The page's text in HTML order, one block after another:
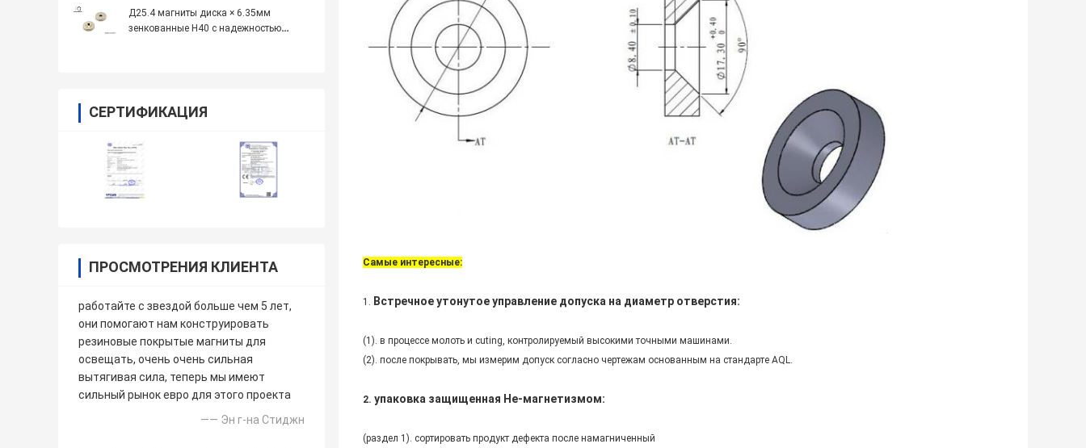
Д25.4 магниты диска × 6.35мм
зенкованные Н40 с надежностью
СЕРТИФИКАЦИЯ
ПРОСМОТРЕНИЯ КЛИЕНТА
работайте с звездой больше чем 5 лет,
они помогают нам конструировать
резиновые покрытые магниты для
освещать, очень очень сильная
вытягивая сила, теперь мы имеют
сильный рынок евро для этого проекта
—— Эн г-на Стиджн
Самые интересные:
1. Встречное утонутое управление допуска на диаметр отверстия:
(1). в процессе молоть и cuting, контролируемый высокими точными машинами.
(2). после покрывать, мы измерим допуск согласно чертежам основанным на стандарте AQL.
2. упаковка защищенная Не-магнетизмом:
(раздел 1). сортировать продукт дефекта после намагниченный